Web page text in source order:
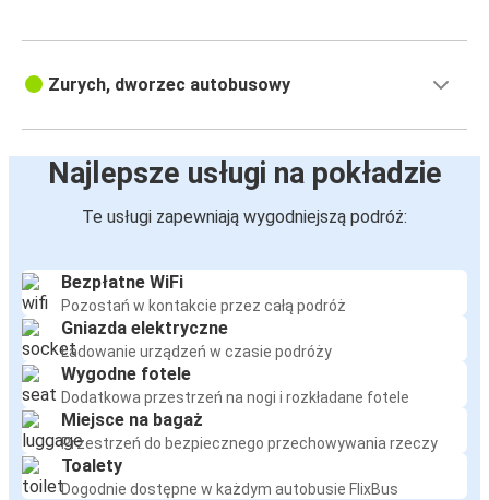
Zurych, dworzec autobusowy
Najlepsze usługi na pokładzie
Te usługi zapewniają wygodniejszą podróż:
Bezpłatne WiFi
Pozostań w kontakcie przez całą podróż
Gniazda elektryczne
Ładowanie urządzeń w czasie podróży
Wygodne fotele
Dodatkowa przestrzeń na nogi i rozkładane fotele
Miejsce na bagaż
Przestrzeń do bezpiecznego przechowywania rzeczy
Toalety
Dogodnie dostępne w każdym autobusie FlixBus